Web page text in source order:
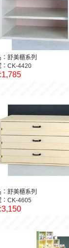
：舒美櫃系列
：CK-4420
：舒美櫃系列
：CK-4605